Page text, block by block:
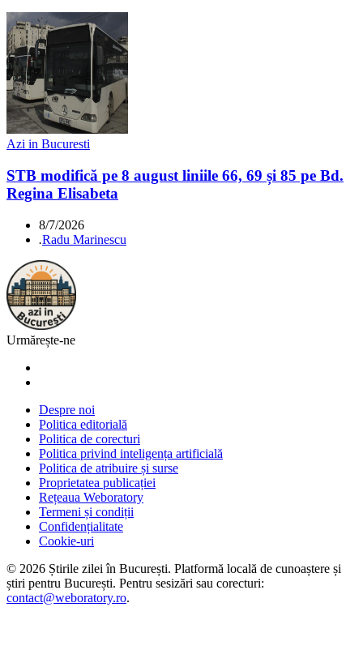
Azi in Bucuresti
STB modifică pe 8 august liniile 66, 69 și 85 pe Bd.
Regina Elisabeta
8/7/2026
.Radu Marinescu
Urmărește-ne
Despre noi
Politica editorială
Politica de corecturi
Politica privind inteligența artificială
Politica de atribuire și surse
Proprietatea publicației
Rețeaua Weboratory
Termeni și condiții
Confidențialitate
Cookie-uri
© 2026 Știrile zilei în București. Platformă locală de cunoaștere și
știri pentru București. Pentru sesizări sau corecturi:
contact@weboratory.ro.